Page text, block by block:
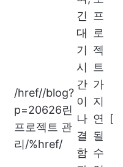
/href//blog?
p=20626린
프로젝트 관
리/%href/
긴
대
기
시
간
이
나
결
함
프
로
젝
트
가
지
연
될
수
[